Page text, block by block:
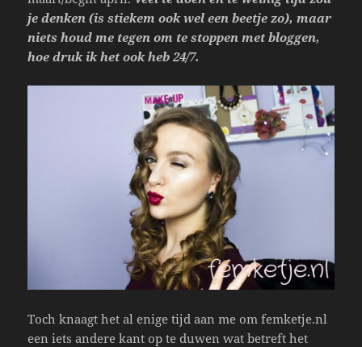
je denken (is stiekem ook wel een beetje zo), maar
niets houd me tegen om te stoppen met bloggen,
hoe druk ik het ook heb 24/7.
Toch knaagt het al enige tijd aan me om femketje.nl
een iets andere kant op te duwen wat betreft het